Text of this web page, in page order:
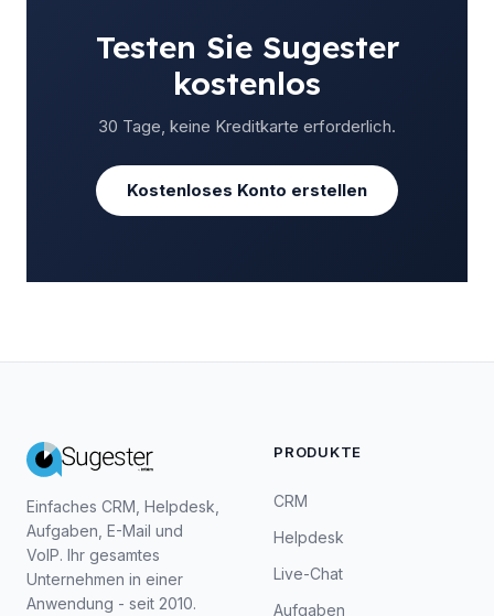
Testen Sie Sugester
kostenlos
30 Tage, keine Kreditkarte erforderlich.
Kostenloses Konto erstellen
Einfaches CRM, Helpdesk,
Aufgaben, E-Mail und
VoIP. Ihr gesamtes
Unternehmen in einer
Anwendung - seit 2010.
PRODUKTE
CRM
Helpdesk
Live-Chat
Aufgaben